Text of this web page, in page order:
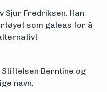
Sjur Fredriksen. Han
som galeas for å
Berntine og
navn.